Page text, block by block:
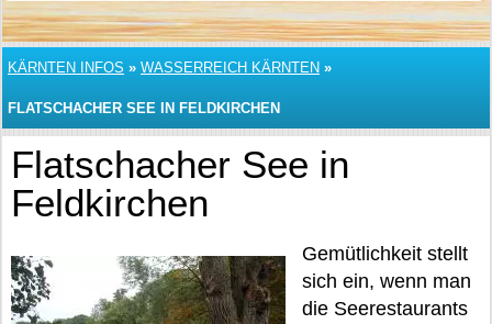
KÄRNTEN INFOS » WASSERREICH KÄRNTEN »
FLATSCHACHER SEE IN FELDKIRCHEN
Flatschacher See in
Feldkirchen
Gemütlichkeit stellt
sich ein, wenn man
die Seerestaurants